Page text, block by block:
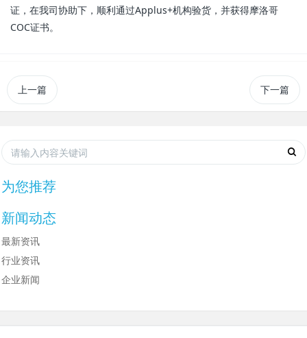
证，在我司协助下，顺利通过Applus+机构验货，并获得摩洛哥
COC证书。
上一篇 下一篇
为您推荐
新闻动态
最新资讯
行业资讯
企业新闻